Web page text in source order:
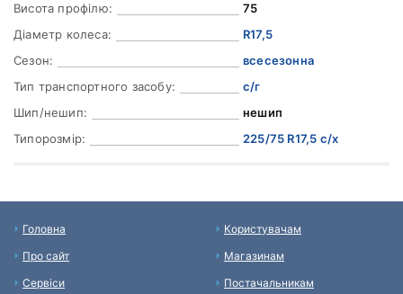
Висота профілю:
75
Діаметр колеса:
R17,5
Сезон:
всесезонна
Тип транспортного засобу:
с/г
Шип/нешип:
нешип
Типорозмір:
225/75 R17,5 с/х
Головна
Про сайт
Сервіси
Користувачам
Магазинам
Постачальникам